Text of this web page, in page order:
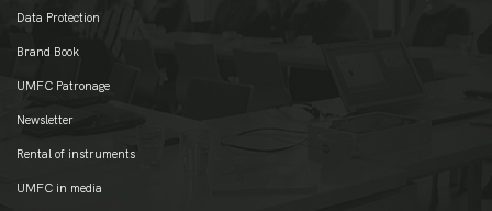
Data Protection
Brand Book
UMFC Patronage
Newsletter
Rental of instruments
UMFC in media